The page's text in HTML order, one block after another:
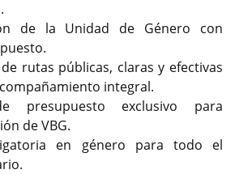
de la Unidad de Género con
rutas públicas, claras y efectivas
integral.
presupuesto exclusivo para
de VBG.
en género para todo el